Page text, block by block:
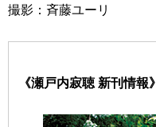
撮影：斉藤ユーリ
《瀬戸内寂聴 新刊情報》